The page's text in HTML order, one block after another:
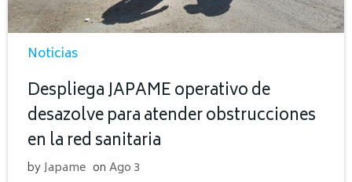
Noticias
Despliega JAPAME operativo de
desazolve para atender obstrucciones
en la red sanitaria
byJapame on Ago 3